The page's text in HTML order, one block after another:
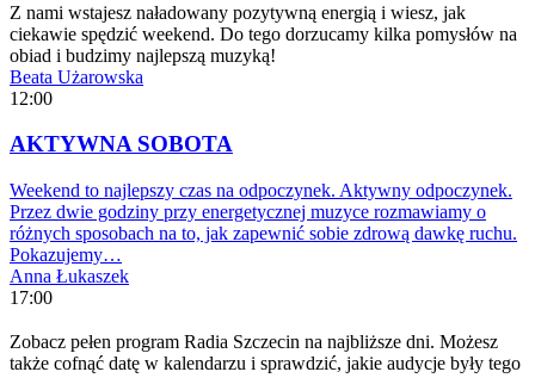
Z nami wstajesz naładowany pozytywną energią i wiesz, jak
ciekawie spędzić weekend. Do tego dorzucamy kilka pomysłów na
obiad i budzimy najlepszą muzyką!
Beata Użarowska
12:00
AKTYWNA SOBOTA
Weekend to najlepszy czas na odpoczynek. Aktywny odpoczynek.
Przez dwie godziny przy energetycznej muzyce rozmawiamy o
różnych sposobach na to, jak zapewnić sobie zdrową dawkę ruchu.
Pokazujemy…
Anna Łukaszek
17:00
Zobacz pełen program Radia Szczecin na najbliższe dni. Możesz
także cofnąć datę w kalendarzu i sprawdzić, jakie audycje były tego